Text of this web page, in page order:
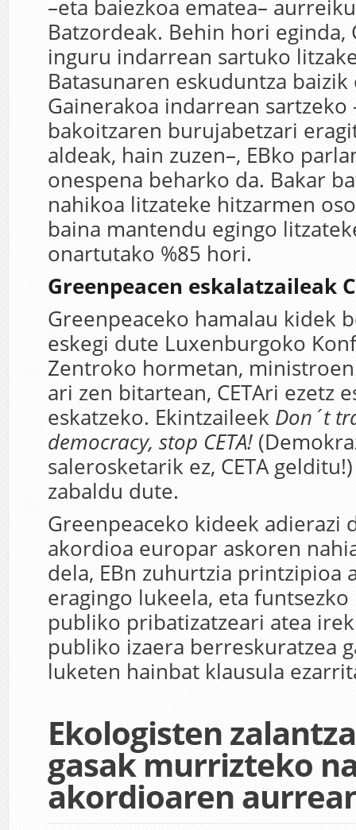
–eta baiezkoa ematea–
Batzordeak. Behin hori eginda,
inguru indarrean sartuko
Batasunaren eskuduntza
Gainerakoa indarrean sartzeko
bakoitzaren burujabetzari
aldeak, hain zuzen–, EBko
onespena beharko da. Bakar
nahikoa litzateke hitzarmen
baina mantendu egingo
onartutako %85 hori.
Greenpeacen eskalatzaileak
Greenpeaceko hamalau kidek
eskegi dute Luxenburgoko
Zentroko hormetan,
ari zen bitartean, CETAri ezetz
eskatzeko. Ekintzaileek Don´t
democracy, stop CETA!
salerosketarik ez, CETA
zabaldu dute.
Greenpeaceko kideek adierazi
akordioa europar askoren
dela, EBn zuhurtzia printzipioa
eragingo lukeela, eta
publiko pribatizatzeari atea
publiko izaera berreskuratzea
luketen hainbat klausula
Ekologisten
gasak murrizteko
akordioaren